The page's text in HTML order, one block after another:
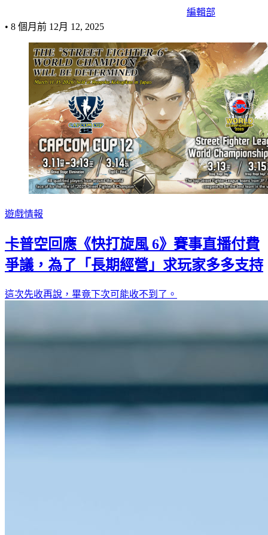
編輯部
• 8 個月前 12月 12, 2025
遊戲情報
卡普空回應《快打旋風 6》賽事直播付費
爭議，為了「長期經營」求玩家多多支持
這次先收再說，畢竟下次可能收不到了。